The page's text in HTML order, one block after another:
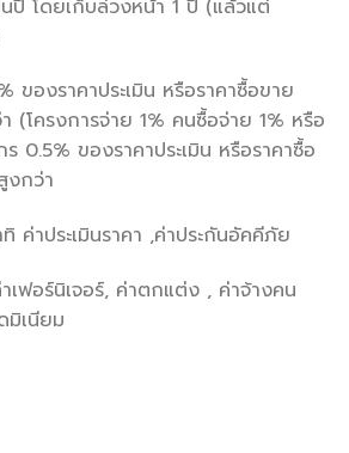
ปี โดยเก็บล่วงหน้า 1 ปี (แล้วแต่
ของราคาประเมิน หรือราคาซื้อขาย
(โครงการจ่าย 1% คนซื้อจ่าย 1% หรือ
0.5% ของราคาประเมิน หรือราคาซื้อ
งกว่า
ค่าประเมินราคา ,ค่าประกันอัคคีภัย
เฟอร์นิเจอร์, ค่าตกแต่ง , ค่าจ้างคน
มิเนียม